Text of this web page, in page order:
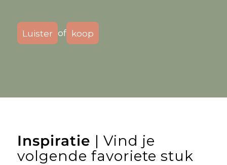
Luister of koop
Inspiratie | Vind je
volgende favoriete stuk